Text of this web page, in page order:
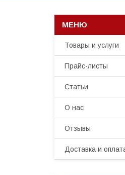
Товары и услуги
Прайс-листы
Статьи
О нас
Отзывы
Доставка и